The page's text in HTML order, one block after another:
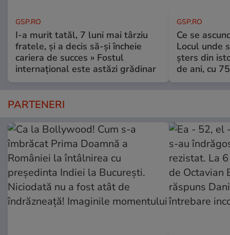
GSP.RO
I-a murit tatăl, 7 luni mai târziu
fratele, și a decis să-și încheie
cariera de succes » Fostul
internațional este astăzi grădinar
GSP.RO
Ce se
Locul unde
șters din
de ani, cu
PARTENERI